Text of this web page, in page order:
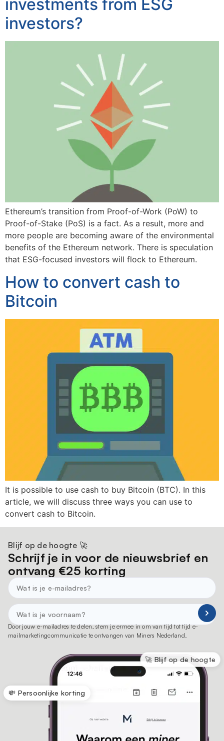
investments from ESG
investors?
Ethereum’s transition from Proof-of-Work (PoW) to
Proof-of-Stake (PoS) is a fact. As a result, more and
more people are becoming aware of the environmental
benefits of the Ethereum network. There is speculation
that ESG-focused investors will flock to Ethereum.
How to convert cash to
Bitcoin
It is possible to use cash to buy Bitcoin (BTC). In this
article, we will discuss three ways you can use to
convert cash to Bitcoin.
Blijf op de hoogte 🚀
Schrijf je in voor de nieuwsbrief en
ontvang €25 korting
Door jouw e-mailadres te delen, stem je ermee in om van tijd tot tijd e-
mailmarketingcommunicatie te ontvangen van Miners Nederland.
💸 Persoonlijke korting
🚀 Blijf op de hoogte